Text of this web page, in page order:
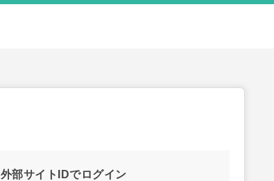
外部サイトIDでログイン